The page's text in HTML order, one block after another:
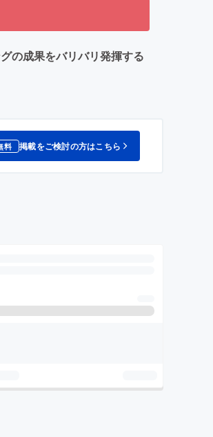
の成果をバリバリ発揮する
料 掲載をご検討の方はこちら